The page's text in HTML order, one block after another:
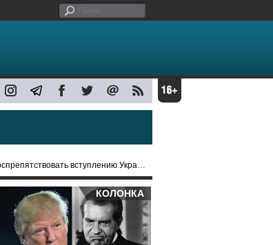
вступлению Украины в НАТО
КОЛОНКА